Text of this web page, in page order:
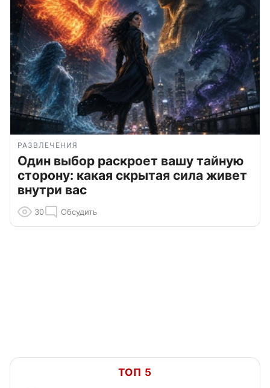
РАЗВЛЕЧЕНИЯ
Один выбор раскроет вашу тайную
сторону: какая скрытая сила живет
внутри вас
30 Обсудить
ТОП 5